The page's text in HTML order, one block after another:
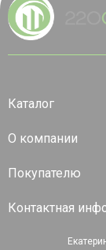
Каталог
О компании
Покупателю
Контактная